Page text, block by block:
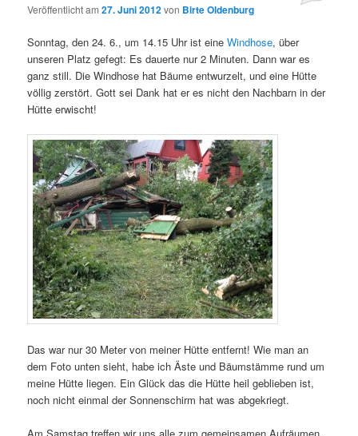
Veröffentlicht am27. Juni 2012von Birte Oldenburg
Sonntag, den 24. 6., um 14.15 Uhr ist eineWindhose, über
unseren Platz gefegt: Es dauerte nur 2 Minuten. Dann war es
ganz still. Die Windhose hat Bäume entwurzelt, und eine Hütte
völlig zerstört. Gott sei Dank hat er es nicht den Nachbarn in der
Hütte erwischt!
Das war nur 30 Meter von meiner Hütte entfernt! Wie man an
dem Foto unten sieht, habe ich Äste und Bäumstämme rund um
meine Hütte liegen. Ein Glück das die Hütte heil geblieben ist,
noch nicht einmal der Sonnenschirm hat was abgekriegt.